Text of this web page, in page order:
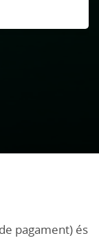
pagament) és